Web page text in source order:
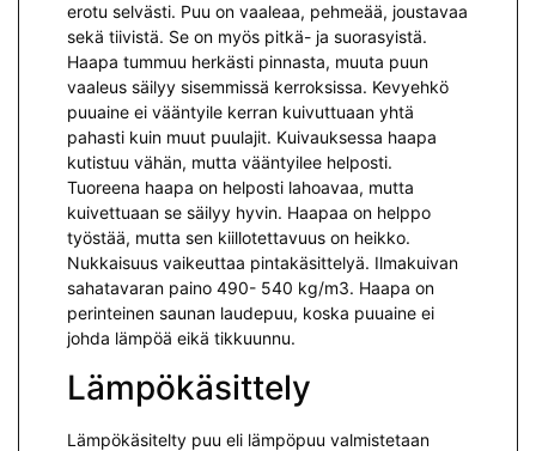
erotu selvästi. Puu on vaaleaa, pehmeää, joustavaa
sekä tiivistä. Se on myös pitkä- ja suorasyistä.
Haapa tummuu herkästi pinnasta, muuta puun
vaaleus säilyy sisemmissä kerroksissa. Kevyehkö
puuaine ei vääntyile kerran kuivuttuaan yhtä
pahasti kuin muut puulajit. Kuivauksessa haapa
kutistuu vähän, mutta vääntyilee helposti.
Tuoreena haapa on helposti lahoavaa, mutta
kuivettuaan se säilyy hyvin. Haapaa on helppo
työstää, mutta sen kiillotettavuus on heikko.
Nukkaisuus vaikeuttaa pintakäsittelyä. Ilmakuivan
sahatavaran paino 490- 540 kg/m3. Haapa on
perinteinen saunan laudepuu, koska puuaine ei
johda lämpöä eikä tikkuunnu.
Lämpökäsittely
Lämpökäsitelty puu eli lämpöpuu valmistetaan